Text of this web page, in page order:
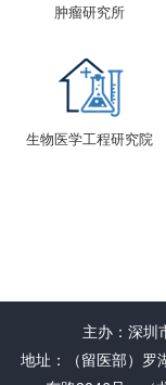
肿瘤研究所
生物医学工程研究院
主办：深
地址：（留医部）罗